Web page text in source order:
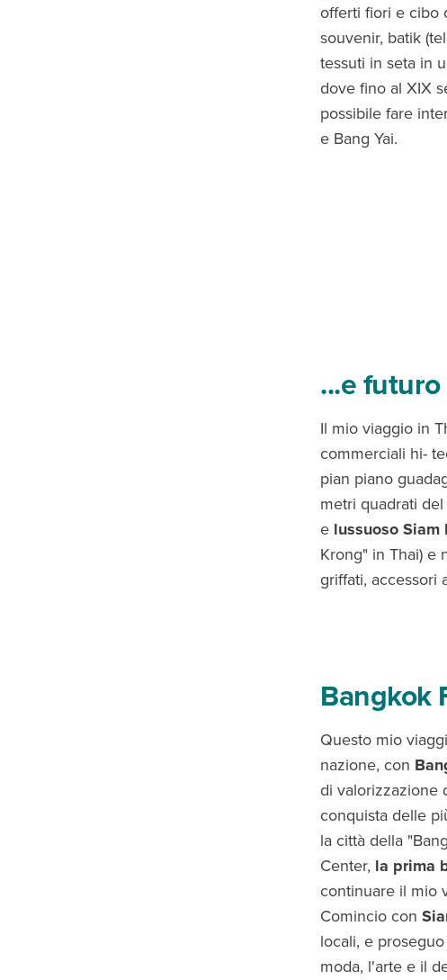
offerti fiori e cibo
souvenir, batik
tessuti in seta in
dove fino al XIX
possibile fare
e Bang Yai.
...e futuro
Il mio viaggio in
commerciali hi-
pian piano
metri quadrati del
e lussuosoSiam
Krong" in Thai) e
griffati, accessori
Bangkok
Questo mio
nazione, con
di valorizzazione
conquista delle
la città della
Center, la prima
continuare il mio
Comincio con
locali, e
moda, l'arte e il